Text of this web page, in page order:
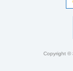
Copyright ©